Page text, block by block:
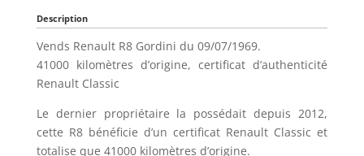
Description
Vends Renault R8 Gordini du 09/07/1969.
41000 kilomètres d’origine, certificat d’authenticité
Renault Classic
Le dernier propriétaire la possédait depuis 2012,
cette R8 bénéficie d’un certificat Renault Classic et
totalise que 41000 kilomètres d’origine.